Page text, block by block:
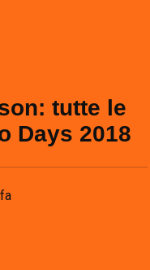
tutte le
Days 2018